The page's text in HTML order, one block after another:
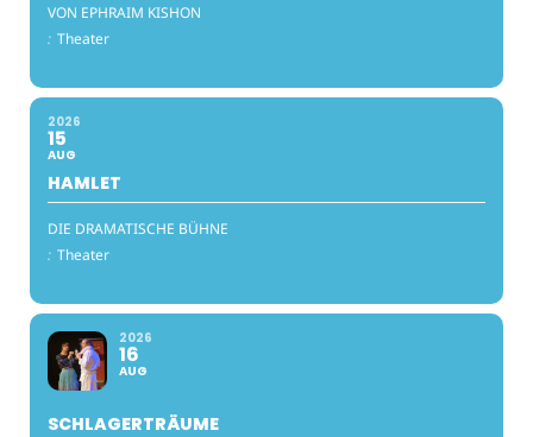
VON EPHRAIM KISHON
: Theater
2026
15
AUG
HAMLET
DIE DRAMATISCHE BÜHNE
: Theater
2026
16
AUG
SCHLAGERTRÄUME